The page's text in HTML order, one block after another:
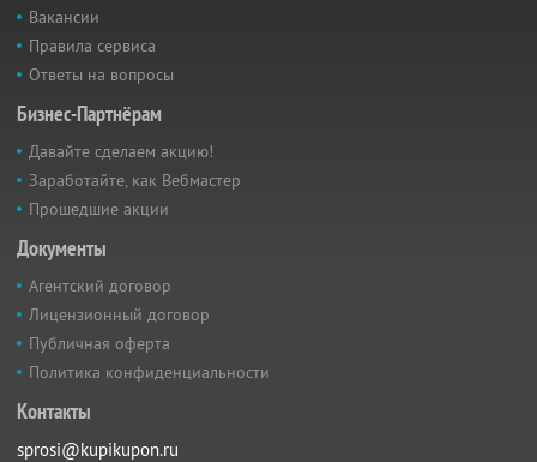
Вакансии
Правила сервиса
Ответы на вопросы
Бизнес-Партнёрам
Давайте сделаем акцию!
Заработайте, как Вебмастер
Прошедшие акции
Документы
Агентский договор
Лицензионный договор
Публичная оферта
Политика конфиденциальности
Контакты
sprosi@kupikupon.ru